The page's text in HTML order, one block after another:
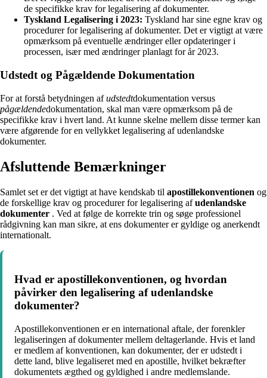
de specifikke krav for legalisering af dokumenter.
Tyskland Legalisering i 2023: Tyskland har sine egne krav og
procedurer for legalisering af dokumenter. Det er vigtigt at være
opmærksom på eventuelle ændringer eller opdateringer i
processen, især med ændringer planlagt for år 2023.
Udstedt og Pågældende Dokumentation
For at forstå betydningen afudstedtdokumentation versus
pågældendedokumentation, skal man være opmærksom på de
specifikke krav i hvert land. At kunne skelne mellem disse termer kan
være afgørende for en vellykket legalisering af udenlandske
dokumenter.
Afsluttende Bemærkninger
Samlet set er det vigtigt at have kendskab til apostillekonventionen og
de forskellige krav og procedurer for legalisering afudenlandske
dokumenter . Ved at følge de korrekte trin og søge professionel
rådgivning kan man sikre, at ens dokumenter er gyldige og anerkendt
internationalt.
Hvad er apostillekonventionen, og hvordan
påvirker den legalisering af udenlandske
dokumenter?
Apostillekonventionen er en international aftale, der forenkler
legaliseringen af dokumenter mellem deltagerlande. Hvis et land
er medlem af konventionen, kan dokumenter, der er udstedt i
dette land, blive legaliseret med en apostille, hvilket bekræfter
dokumentets ægthed og gyldighed i andre medlemslande.